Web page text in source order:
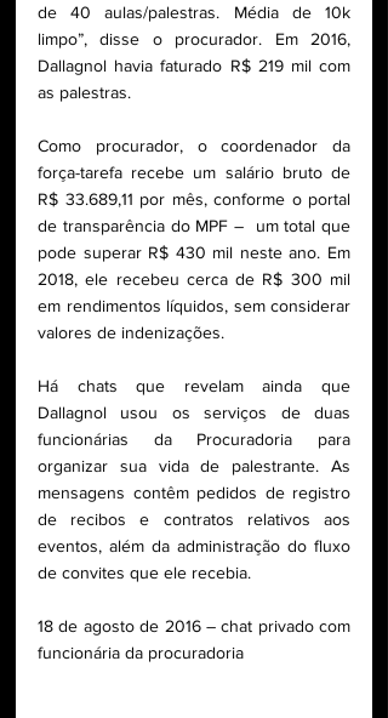
de 40 aulas/palestras. Média de 10k
limpo”, disse o procurador. Em 2016,
Dallagnol havia faturado R$ 219 mil com
as palestras.
Como procurador, o coordenador da
força-tarefa recebe um salário bruto de
R$ 33.689,11 por mês, conforme o portal
de transparência do MPF –  um total que
pode superar R$ 430 mil neste ano. Em
2018, ele recebeu cerca de R$ 300 mil
em rendimentos líquidos, sem considerar
valores de indenizações.
Há chats que revelam ainda que
Dallagnol usou os serviços de duas
funcionárias da Procuradoria para
organizar sua vida de palestrante. As
mensagens contêm pedidos de registro
de recibos e contratos relativos aos
eventos, além da administração do fluxo
de convites que ele recebia.
18 de agosto de 2016 – chat privado com
funcionária da procuradoria